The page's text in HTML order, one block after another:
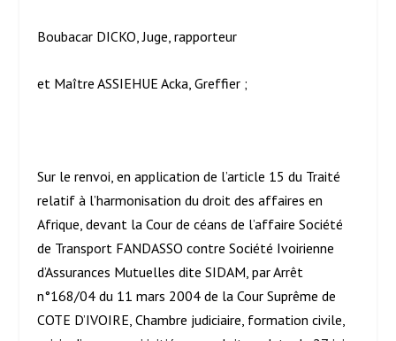
Boubacar DICKO, Juge, rapporteur
et Maître ASSIEHUE Acka, Greffier ;
Sur le renvoi, en application de l’article 15 du Traité
relatif à l’harmonisation du droit des affaires en
Afrique, devant la Cour de céans de l’affaire Société
de Transport FANDASSO contre Société Ivoirienne
d’Assurances Mutuelles dite SIDAM, par Arrêt
n°168/04 du 11 mars 2004 de la Cour Suprême de
COTE D’IVOIRE, Chambre judiciaire, formation civile,